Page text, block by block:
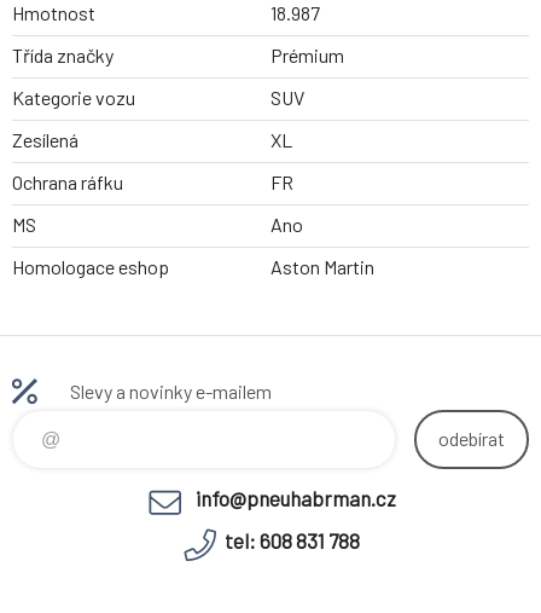
Hmotnost
18.987
Třída značky
Prémium
Kategorie vozu
SUV
Zesílená
XL
Ochrana ráfku
FR
MS
Ano
Homologace eshop
Aston Martin
Slevy a novinky e-mailem
odebírat
info@pneuhabrman.cz
tel: 608 831 788